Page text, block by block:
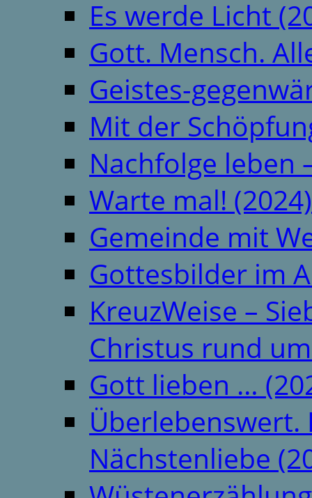
Es werde Licht
Gott. Mensch.
Geistes-
Mit der
Nachfolge leben
Warte mal! (2024)
Gemeinde mit
Gottesbilder im
KreuzWeise –
Christus rund
Gott lieben …
Überlebenswert.
Nächstenliebe